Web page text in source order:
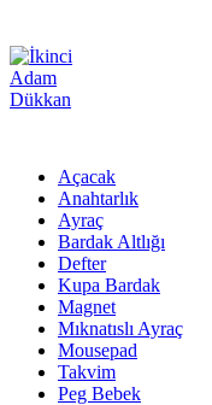
Açacak
Anahtarlık
Ayraç
Bardak Altlığı
Defter
Kupa Bardak
Magnet
Mıknatıslı Ayraç
Mousepad
Takvim
Peg Bebek